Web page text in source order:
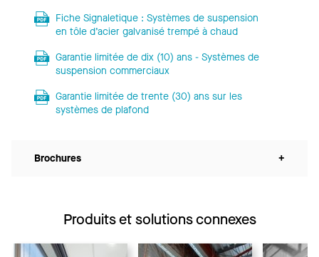
Fiche Signaletique : Systèmes de suspension
en tôle d’acier galvanisé trempé à chaud
Garantie limitée de dix (10) ans - Systèmes de
suspension commerciaux
Garantie limitée de trente (30) ans sur les
systèmes de plafond
Brochures +
Produits et solutions connexes